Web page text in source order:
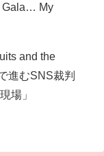
Gala… My
and the
進むSNS裁判
場」